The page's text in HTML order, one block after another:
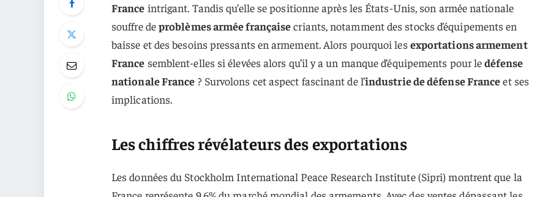
France intrigant. Tandis qu’elle se positionne après les États-Unis, son armée nationale
souffre deproblèmes armée françaisecriants, notamment des stocks d’équipements en
baisse et des besoins pressants en armement. Alors pourquoi les exportations armement
France semblent-elles si élevées alors qu’il y a un manque d’équipements pour ledéfense
nationale France ? Survolons cet aspect fascinant de l’industrie de défense Franceet ses
implications.
Les chiffres révélateurs des exportations
Les données du Stockholm International Peace Research Institute (Sipri) montrent que la